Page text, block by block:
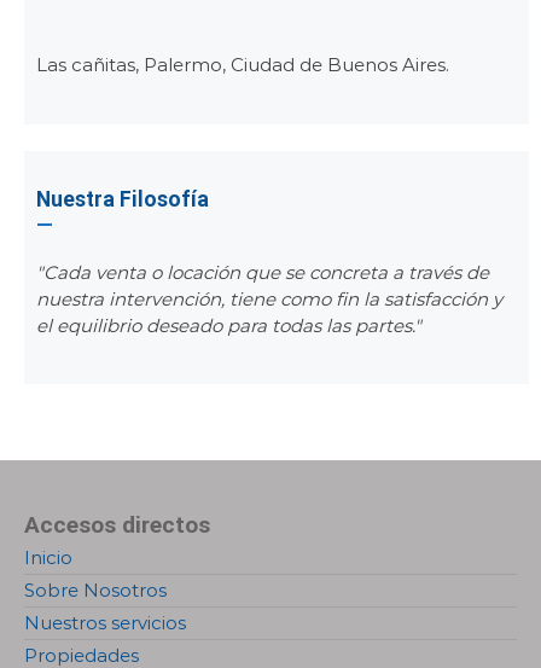
Las cañitas, Palermo, Ciudad de Buenos Aires.
Nuestra Filosofía
"Cada venta o locación que se concreta a través de
nuestra intervención, tiene como fin la satisfacción y
el equilibrio deseado para todas las partes."
Accesos directos
Inicio
Sobre Nosotros
Nuestros servicios
Propiedades